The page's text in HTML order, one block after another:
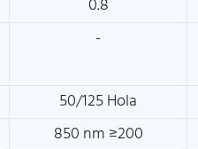
0.8
-
50/125 Hola
850 nm ≥200